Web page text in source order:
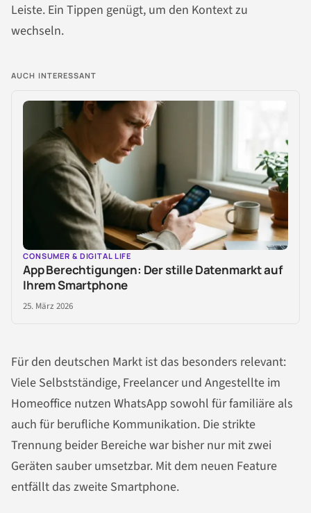
Leiste. Ein Tippen genügt, um den Kontext zu
wechseln.
AUCH INTERESSANT
CONSUMER & DIGITAL LIFE
App Berechtigungen: Der stille Datenmarkt auf
Ihrem Smartphone
25. März 2026
Für den deutschen Markt ist das besonders relevant:
Viele Selbstständige, Freelancer und Angestellte im
Homeoffice nutzen WhatsApp sowohl für familiäre als
auch für berufliche Kommunikation. Die strikte
Trennung beider Bereiche war bisher nur mit zwei
Geräten sauber umsetzbar. Mit dem neuen Feature
entfällt das zweite Smartphone.